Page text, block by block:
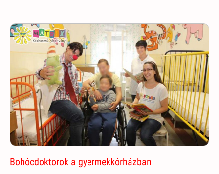
Bohócdoktorok a gyermekkórházban